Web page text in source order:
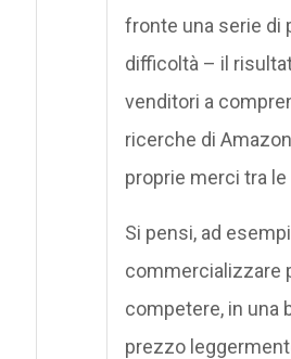
fronte una serie di
difficoltà – il
venditori a
ricerche di
proprie merci tra
Si pensi, ad
commercializzare
competere, in una
prezzo